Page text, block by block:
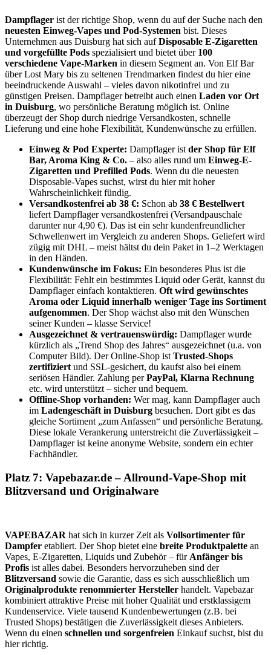
Dampflager ist der richtige Shop, wenn du auf der Suche nach den
neuesten Einweg-Vapes und Pod-Systemen bist. Dieses
Unternehmen aus Duisburg hat sich aufDisposable E-Zigaretten
und vorgefüllte Pods spezialisiert und bietet über 100
verschiedene Vape-Marken in diesem Segment an. Von Elf Bar
über Lost Mary bis zu seltenen Trendmarken findest du hier eine
beeindruckende Auswahl – vieles davon nikotinfrei und zu
günstigen Preisen. Dampflager betreibt auch einen Laden vor Ort
in Duisburg, wo persönliche Beratung möglich ist. Online
überzeugt der Shop durch niedrige Versandkosten, schnelle
Lieferung und eine hohe Flexibilität, Kundenwünsche zu erfüllen.
Einweg & Pod Experte: Dampflager ist der Shop für Elf
Bar, Aroma King & Co. – also alles rund um Einweg-E-
Zigaretten und Prefilled Pods. Wenn du die neuesten
Disposable-Vapes suchst, wirst du hier mit hoher
Wahrscheinlichkeit fündig.
Versandkostenfrei ab 38 €: Schon ab 38 € Bestellwert
liefert Dampflager versandkostenfrei (Versandpauschale
darunter nur 4,90 €). Das ist ein sehr kundenfreundlicher
Schwellenwert im Vergleich zu anderen Shops. Geliefert wird
zügig mit DHL – meist hältst du dein Paket in 1–2 Werktagen
in den Händen.
Kundenwünsche im Fokus: Ein besonderes Plus ist die
Flexibilität: Fehlt ein bestimmtes Liquid oder Gerät, kannst du
Dampflager einfach kontaktieren. Oft wird gewünschtes
Aroma oder Liquid innerhalb weniger Tage ins Sortiment
aufgenommen. Der Shop wächst also mit den Wünschen
seiner Kunden – klasse Service!
Ausgezeichnet & vertrauenswürdig: Dampflager wurde
kürzlich als „Trend Shop des Jahres“ ausgezeichnet (u.a. von
Computer Bild). Der Online-Shop ist Trusted-Shops
zertifiziert und SSL-gesichert, du kaufst also bei einem
seriösen Händler. Zahlung perPayPal, Klarna Rechnung
etc. wird unterstützt – sicher und bequem.
Offline-Shop vorhanden: Wer mag, kann Dampflager auch
im Ladengeschäft in Duisburg besuchen. Dort gibt es das
gleiche Sortiment „zum Anfassen“ und persönliche Beratung.
Diese lokale Verankerung unterstreicht die Zuverlässigkeit –
Dampflager ist keine anonyme Website, sondern ein echter
Fachhändler.
Platz 7: Vapebazar.de – Allround-Vape-Shop mit
Blitzversand und Originalware
VAPEBAZAR hat sich in kurzer Zeit als Vollsortimenter für
Dampfer etabliert. Der Shop bietet eine breite Produktpalette an
Vapes, E-Zigaretten, Liquids und Zubehör – für Anfänger bis
Profis ist alles dabei. Besonders hervorzuheben sind der
Blitzversand sowie die Garantie, dass es sich ausschließlich um
Originalprodukte renommierter Hersteller handelt. Vapebazar
kombiniert attraktive Preise mit hoher Qualität und erstklassigem
Kundenservice. Viele tausend Kundenbewertungen (z.B. bei
Trusted Shops) bestätigen die Zuverlässigkeit dieses Anbieters.
Wenn du einen schnellen und sorgenfreien Einkauf suchst, bist du
hier richtig.